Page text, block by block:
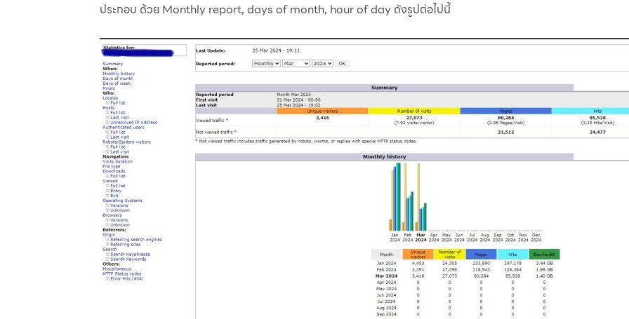
ประกอบ ด้วย Monthly report, days of month, hour of day ดังรูปต่อไปนี้